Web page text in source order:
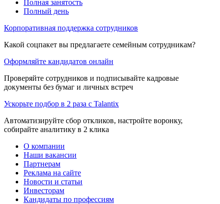
Полная занятость
Полный день
Корпоративная поддержка сотрудников
Какой соцпакет вы предлагаете семейным сотрудникам?
Оформляйте кандидатов онлайн
Проверяйте сотрудников и подписывайте кадровые
документы без бумаг и личных встреч
Ускорьте подбор в 2 раза с Talantix
Автоматизируйте сбор откликов, настройте воронку,
собирайте аналитику в 2 клика
О компании
Наши вакансии
Партнерам
Реклама на сайте
Новости и статьи
Инвесторам
Кандидаты по профессиям